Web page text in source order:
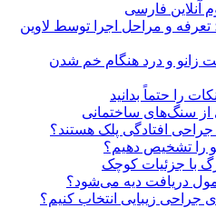
آنلاین فارسی
و مراحل اجرا توسط لاوین
زانو و درد هنگام خم شدن
را حتماً بدانید
از سنگ‌های ساختمانی
افتادگی پلک هستند؟
را تشخیص دهیم؟
با جزئیات کوچک
دریافت دیه می‌شود؟
جراحی زیبایی انتخاب کنیم؟